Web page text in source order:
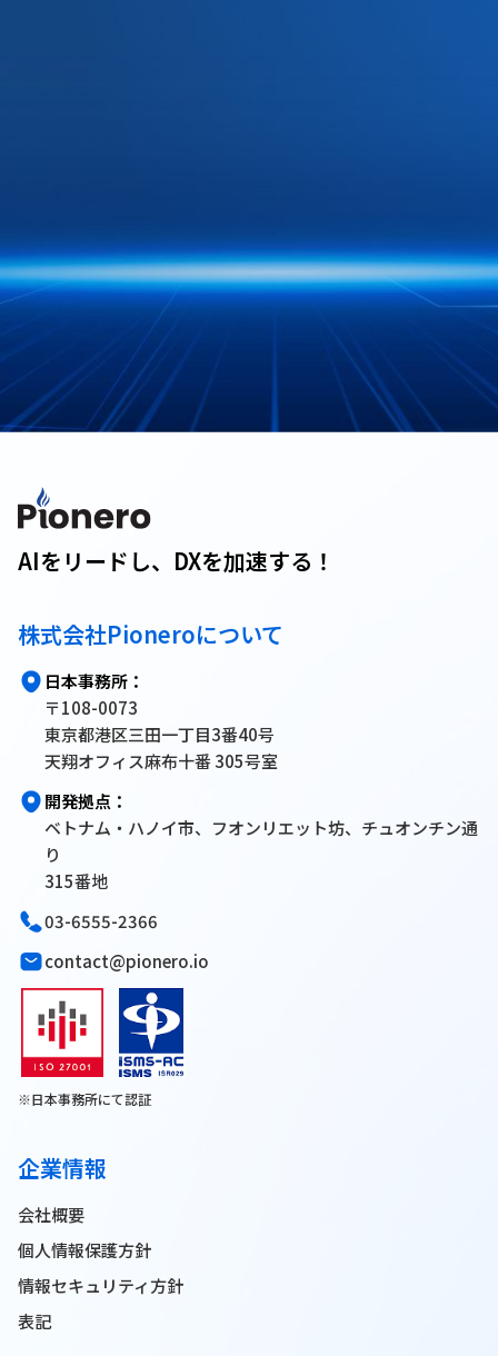
AIをリードし、DXを加速する！
株式会社Pioneroについて
日本事務所：
〒108-0073
東京都港区三田一丁目3番40号
天翔オフィス麻布十番 305号室
開発拠点：
ベトナム・ハノイ市、フオンリエット坊、チュオンチン通
り
315番地
03-6555-2366
contact@pionero.io
※日本事務所にて認証
企業情報
会社概要
個人情報保護方針
情報セキュリティ方針
表記